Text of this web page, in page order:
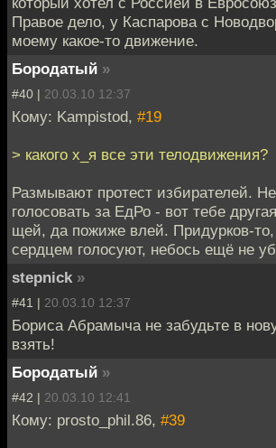
Правое дело, у Каспарова с
моему какое-то движение.
Бородатый »
#40 | 20.03.10 12:37
Кому: Kampistod, #19
> какого х_я все эти телодвижения?
Размывают протест избирателей.
голосовать за ЕдРо - вот тебе
щей, да пожиже влей. Придурков-то,
сердцем голосуют, небось ещё не
stepnick »
#41 | 20.03.10 12:37
Бориса Абрамыча не забудьте в
взять!
Бородатый »
#42 | 20.03.10 12:41
Кому: prosto_phil.86, #39